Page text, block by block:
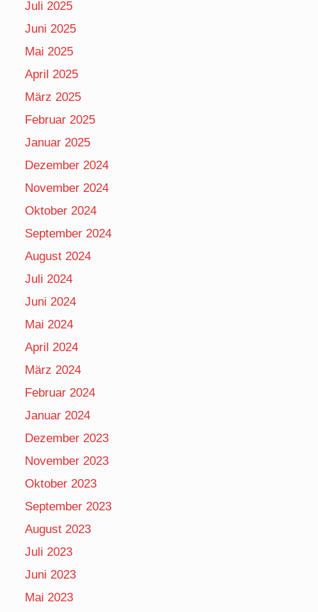
Juli 2025
Juni 2025
Mai 2025
April 2025
März 2025
Februar 2025
Januar 2025
Dezember 2024
November 2024
Oktober 2024
September 2024
August 2024
Juli 2024
Juni 2024
Mai 2024
April 2024
März 2024
Februar 2024
Januar 2024
Dezember 2023
November 2023
Oktober 2023
September 2023
August 2023
Juli 2023
Juni 2023
Mai 2023